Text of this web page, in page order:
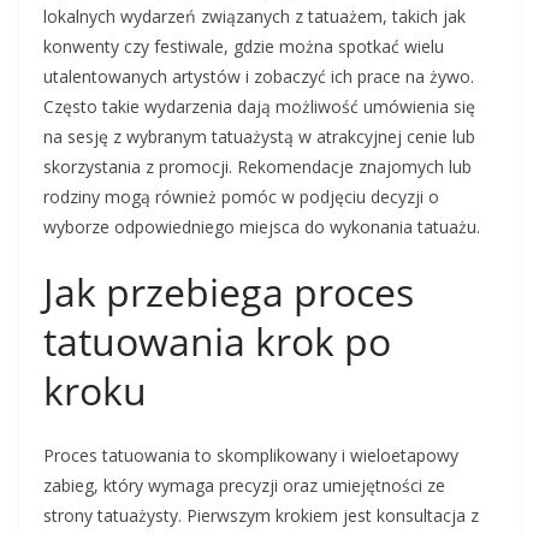
lokalnych wydarzeń związanych z tatuażem, takich jak
konwenty czy festiwale, gdzie można spotkać wielu
utalentowanych artystów i zobaczyć ich prace na żywo.
Często takie wydarzenia dają możliwość umówienia się
na sesję z wybranym tatuażystą w atrakcyjnej cenie lub
skorzystania z promocji. Rekomendacje znajomych lub
rodziny mogą również pomóc w podjęciu decyzji o
wyborze odpowiedniego miejsca do wykonania tatuażu.
Jak przebiega proces
tatuowania krok po
kroku
Proces tatuowania to skomplikowany i wieloetapowy
zabieg, który wymaga precyzji oraz umiejętności ze
strony tatuażysty. Pierwszym krokiem jest konsultacja z